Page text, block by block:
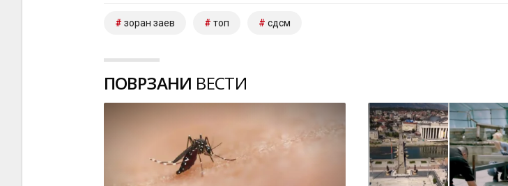
зоран заев топ сдсм
ПОВРЗАНИ ВЕСТИ